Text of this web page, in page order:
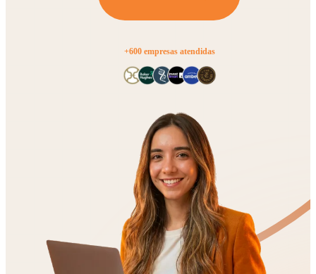
+600 empresas atendidas